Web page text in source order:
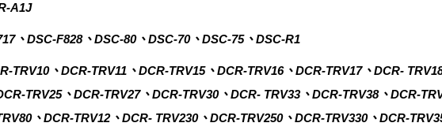
A1J
、DSC-F828、DSC-80、DSC-70、DSC-75、DSC-R1
TRV10、DCR-TRV11、DCR-TRV15、DCR-TRV16、DCR-TRV17、DCR-
TRV25、DCR-TRV27、DCR-TRV30、DCR- TRV33、DCR-TRV38、DCR-
、DCR-TRV12、DCR- TRV230、DCR-TRV250、DCR-TRV330、DCR-